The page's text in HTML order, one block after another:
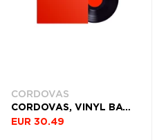
CORDOVAS
CORDOVAS, VINYL BACK TO LIFE
EUR 30.49